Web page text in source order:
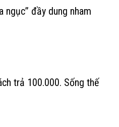
ngục” đầy dung nham
trả 100.000. Sống thế